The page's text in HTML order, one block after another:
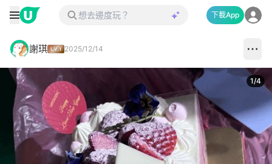
下載App
謝琪 2025/12/14
1/4